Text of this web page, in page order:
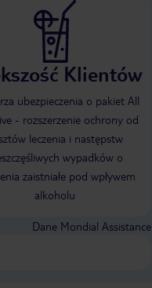
Klientów
ubezpieczenia o pakiet All
- rozszerzenie ochrony od
leczenia i następstw
wypadków o
zaistniałe pod wpływem
alkoholu
Dane Mondial Assistance